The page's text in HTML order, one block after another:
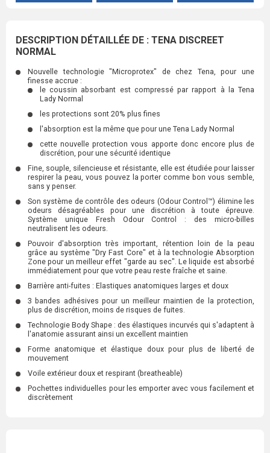
DESCRIPTION DÉTAILLÉE DE : TENA DISCREET
NORMAL
Nouvelle technologie "Microprotex" de chez Tena, pour une
finesse accrue :
le coussin absorbant est compressé par rapport à la Tena
Lady Normal
les protections sont 20% plus fines
l'absorption est la même que pour une Tena Lady Normal
cette nouvelle protection vous apporte donc encore plus de
discrétion, pour une sécurité identique
Fine, souple, silencieuse et résistante, elle est étudiée pour laisser
respirer la peau, vous pouvez la porter comme bon vous semble,
sans y penser.
Son système de contrôle des odeurs (Odour Control™) élimine les
odeurs désagréables pour une discrétion à toute épreuve.
Système unique Fresh Odour Control : des micro-billes
neutralisent les odeurs.
Pouvoir d'absorption très important, rétention loin de la peau
grâce au système "Dry Fast Core" et à la technologie Absorption
Zone pour un meilleur effet "garde au sec". Le liquide est absorbé
immédiatement pour que votre peau reste fraîche et saine.
Barrière anti-fuites : Elastiques anatomiques larges et doux
3 bandes adhésives pour un meilleur maintien de la protection,
plus de discrétion, moins de risques de fuites.
Technologie Body Shape : des élastiques incurvés qui s'adaptent à
l'anatomie assurant ainsi un excellent maintien
Forme anatomique et élastique doux pour plus de liberté de
mouvement
Voile extérieur doux et respirant (breatheable)
Pochettes individuelles pour les emporter avec vous facilement et
discrètement